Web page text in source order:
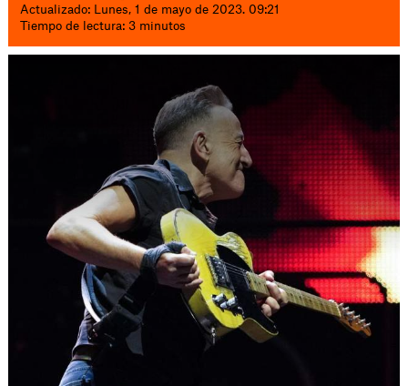
Actualizado: Lunes, 1 de mayo de 2023. 09:21
Tiempo de lectura: 3 minutos